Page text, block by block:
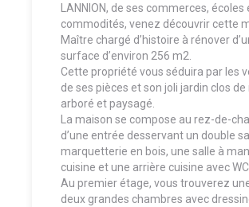
LANNION, de ses commerces,
commodités, venez découvrir cette
Maître chargé d’histoire à rénover
surface d’environ 256 m2.
Cette propriété vous séduira par les
de ses pièces et son joli jardin clos de
arboré et paysagé.
La maison se compose au rez-de-
d’une entrée desservant un double
marquetterie en bois, une salle à
cuisine et une arrière cuisine avec WC.
Au premier étage, vous trouverez
deux grandes chambres avec